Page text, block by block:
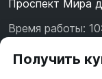
Проспект Мира д
Время работы:
+7 (926) 478-
Получить